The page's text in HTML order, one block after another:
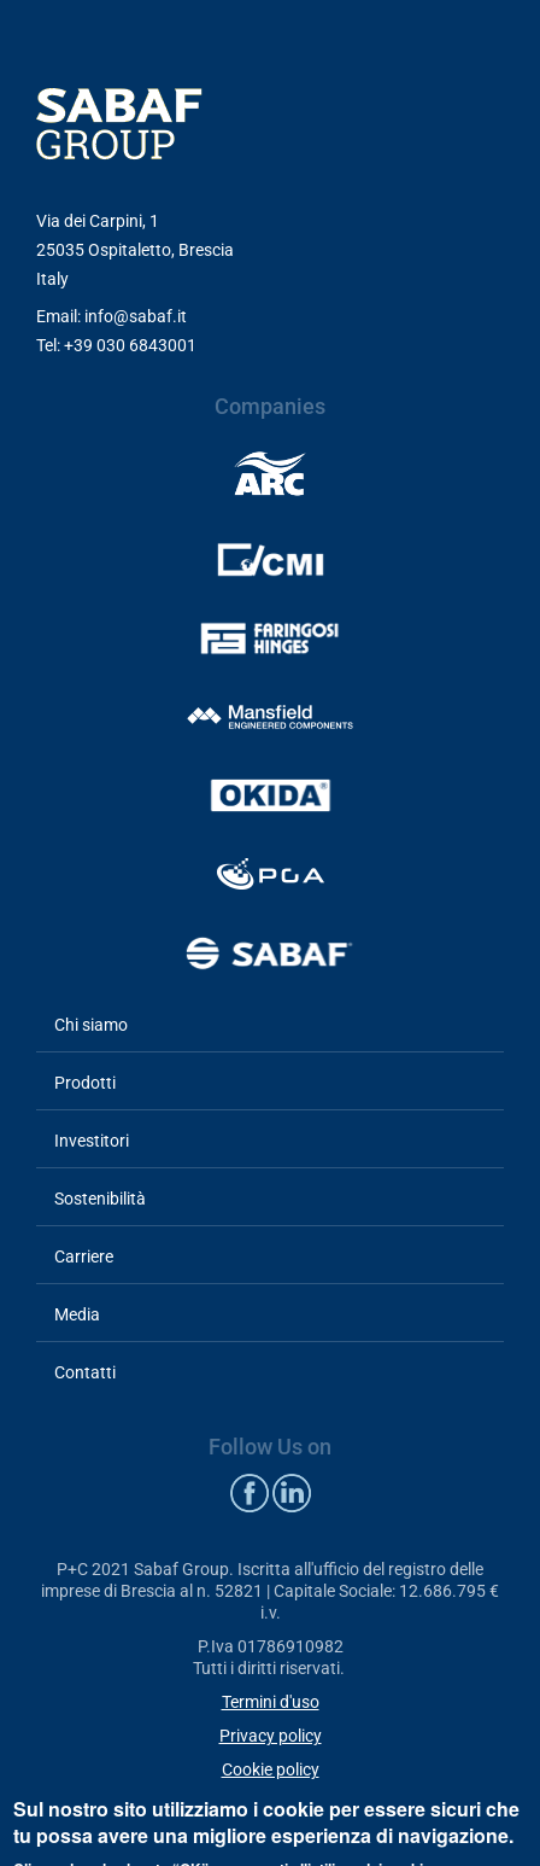
Via dei Carpini, 1
25035 Ospitaletto, Brescia
Italy
Email: info@sabaf.it
Tel: +39 030 6843001
Companies
Main
navigation
Chi siamo
Prodotti
Investitori
Sostenibilità
Carriere
Media
Contatti
Follow Us on
P+C 2021 Sabaf Group. Iscritta all'ufficio del registro delle
imprese di Brescia al n. 52821 | Capitale Sociale: 12.686.795 €
i.v.
P.Iva 01786910982
Tutti i diritti riservati.
Termini d'uso
Privacy policy
Cookie policy
Sul nostro sito utilizziamo i cookie per essere sicuri che
tu possa avere una migliore esperienza di navigazione.